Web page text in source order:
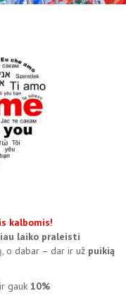
kalbomis!
laiko praleisti
o dabar – dar ir už puikią
gauk 10%